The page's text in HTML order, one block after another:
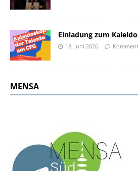
Einladung zum
18. Juni 2026
MENSA